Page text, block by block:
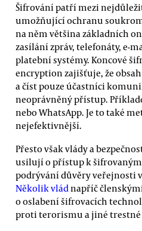
Šifrování patří mezi
umožňující ochranu
na něm většina základních
zasílání zpráv, telefonáty, e-
platební systémy. Koncové
encryption zajišťuje, že
a číst pouze účastníci
neoprávněný přístup.
nebo WhatsApp. Je to také
nejefektivnější.
Přesto však vlády a
usilují o přístup k
podrývání důvěry veřejnosti
Několik vlád napříč
o oslabení šifrovacích
proti terorismu a jiné